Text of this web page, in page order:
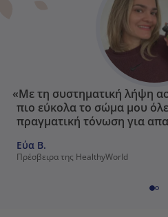
«Με τη συστηματική λήψη
πιο εύκολα το σώμα μου
πραγματική τόνωση για
Εύα Β.
Πρέσβειρα της HealthyWorld